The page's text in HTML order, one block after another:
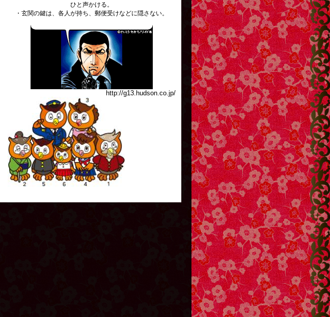
ひと声かける。
・玄関の鍵は、各人が持ち、郵便受けなどに隠さない。
http://g13.hudson.co.jp/